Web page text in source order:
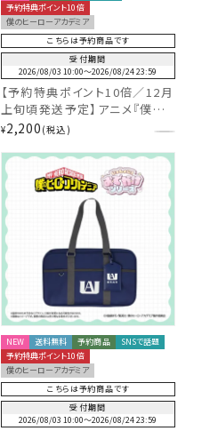
予約特典ポイント10倍
僕のヒーローアカデミア
こちらは予約商品です
受付期間
2026/08/03 10:00〜2026/08/24 23:59
【予約特典ポイント10倍／12月
上旬頃発送予定】アニメ『僕の
ヒーローアカデミア』 いっしょ
タグ ＞ ヒロアカ 粧美堂
shobido
¥2,200 税込
NEW 送料無料 予約商品
SNSで話題
予約特典ポイント10倍
僕のヒーローアカデミア
こちらは予約商品です
受付期間
2026/08/03 10:00〜2026/08/24 23:59